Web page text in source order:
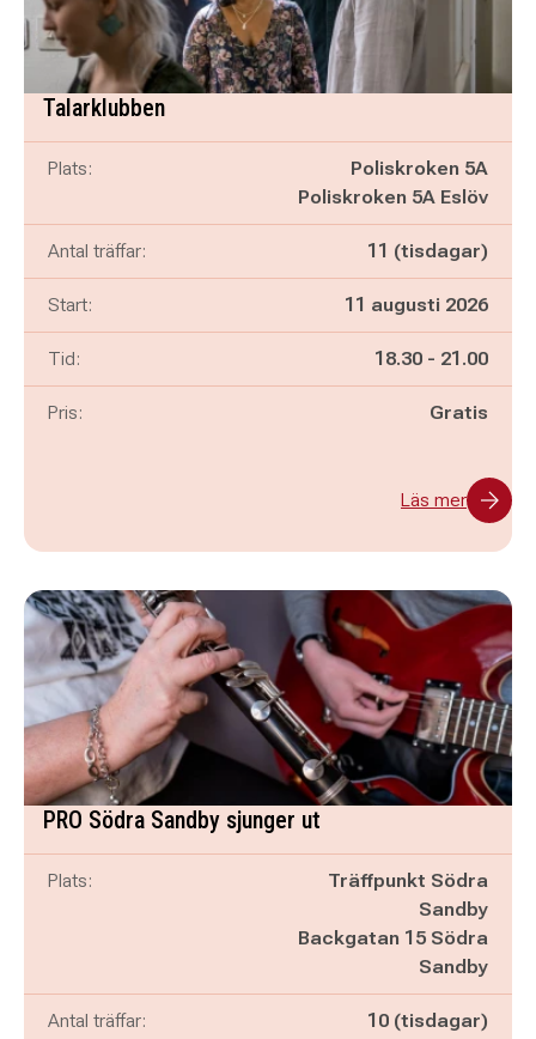
Talarklubben
Plats:
Poliskroken 5A
Poliskroken 5A Eslöv
Antal träffar: 11 (tisdagar)
Start: 11 augusti 2026
Tid: Pågår mellan
18.30 - och
21.00
Pris: Gratis
Läs mer
PRO Södra Sandby sjunger ut
Plats:
Träffpunkt Södra
Sandby
Backgatan 15 Södra
Sandby
Antal träffar: 10 (tisdagar)